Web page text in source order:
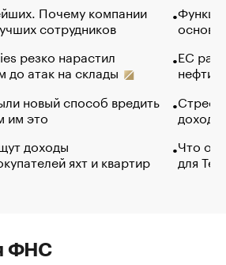
Почему компании
сотрудников
резко нарастил
до атак на склады
новый способ вредить
им это
доходы
яхт и квартир
основ
ЕС
нефти
Что
для
ФНС